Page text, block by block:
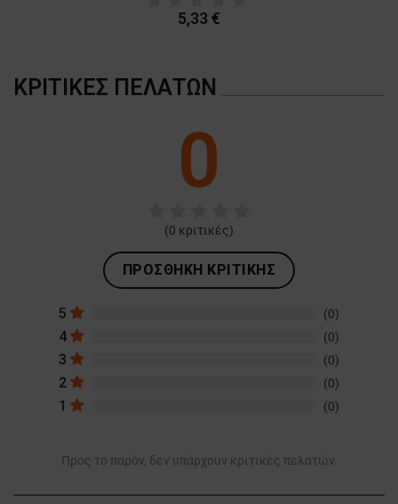
5,33 €
ΚΡΙΤΙΚΈΣ ΠΕΛΑΤΏΝ
0
(0 κριτικές)
ΠΡΟΣΘΉΚΗ ΚΡΙΤΙΚΉΣ
5 (0)
4 (0)
3 (0)
2 (0)
1 (0)
Προς το παρόν, δεν υπάρχουν κριτικές πελατών.